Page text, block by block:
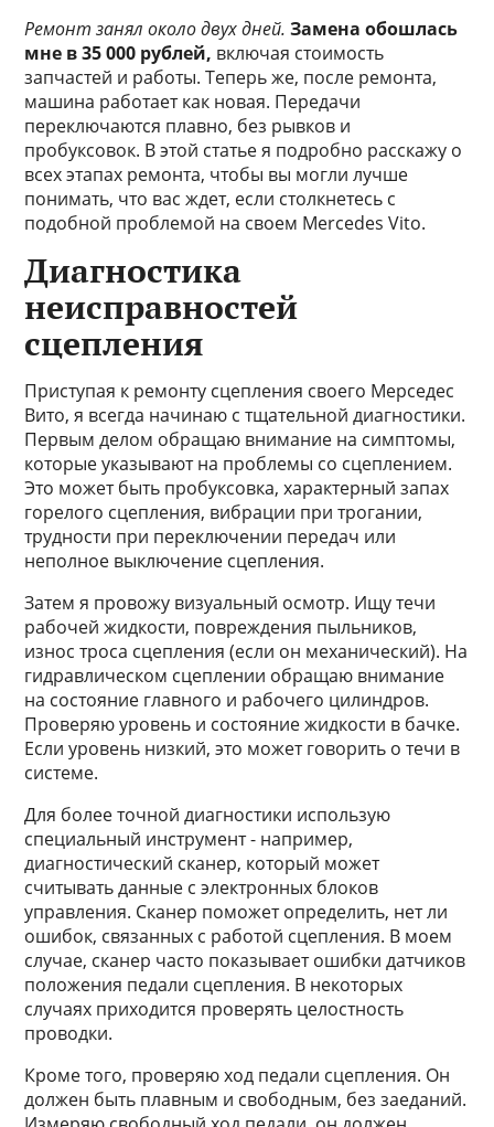
Ремонт занял около двух дней. Замена обошлась
мне в 35 000 рублей, включая стоимость
запчастей и работы. Теперь же, после ремонта,
машина работает как новая. Передачи
переключаются плавно, без рывков и
пробуксовок. В этой статье я подробно расскажу о
всех этапах ремонта, чтобы вы могли лучше
понимать, что вас ждет, если столкнетесь с
подобной проблемой на своем Mercedes Vito.
Диагностика
неисправностей
сцепления
Приступая к ремонту сцепления своего Мерседес
Вито, я всегда начинаю с тщательной диагностики.
Первым делом обращаю внимание на симптомы,
которые указывают на проблемы со сцеплением.
Это может быть пробуксовка, характерный запах
горелого сцепления, вибрации при трогании,
трудности при переключении передач или
неполное выключение сцепления.
Затем я провожу визуальный осмотр. Ищу течи
рабочей жидкости, повреждения пыльников,
износ троса сцепления (если он механический). На
гидравлическом сцеплении обращаю внимание
на состояние главного и рабочего цилиндров.
Проверяю уровень и состояние жидкости в бачке.
Если уровень низкий, это может говорить о течи в
системе.
Для более точной диагностики использую
специальный инструмент - например,
диагностический сканер, который может
считывать данные с электронных блоков
управления. Сканер поможет определить, нет ли
ошибок, связанных с работой сцепления. В моем
случае, сканер часто показывает ошибки датчиков
положения педали сцепления. В некоторых
случаях приходится проверять целостность
проводки.
Кроме того, проверяю ход педали сцепления. Он
должен быть плавным и свободным, без заеданий.